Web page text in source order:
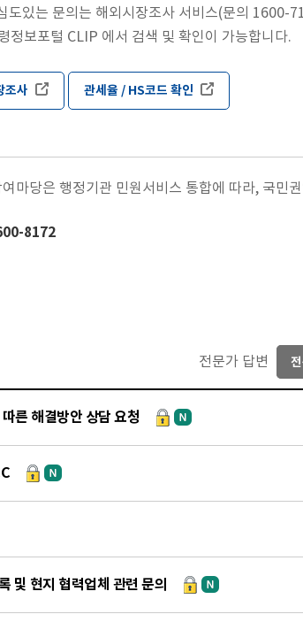
도있는 문의는 해외시장조사 서비스(문의 1600-
정보포털 CLIP 에서 검색 및 확인이 가능합니다.
조사 관세율 / HS코드 확인
마당은 행정기관 민원서비스 통합에 따라, 국
8172
전문가 답변
른 해결방안 상담 요청
및 현지 협력업체 관련 문의